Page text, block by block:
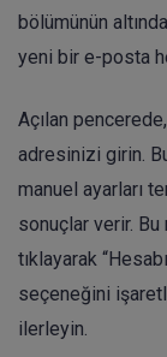
bölümünün
yeni bir e-posta
Açılan
adresinizi girin.
manuel ayarları
sonuçlar verir. Bu
tıklayarak
seçeneğini
ilerleyin.